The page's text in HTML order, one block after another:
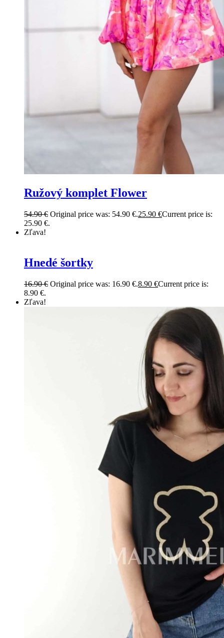
Ružový komplet Flower
54.90€ Original price was: 54.90 €.25.90 €Current price is:
25.90 €.
Zľava!
Hnedé šortky
16.90€ Original price was: 16.90 €.8.90 €Current price is:
8.90 €.
Zľava!